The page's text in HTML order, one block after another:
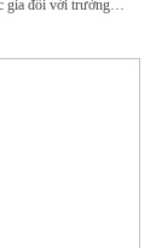
gia đối với trường